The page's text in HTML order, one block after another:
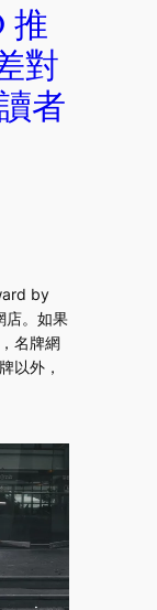
推
對
者
by
店。如果
名牌網
以外，